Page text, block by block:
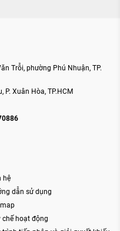
Trỗi, phường Phú Nhuận, TP.
Xuân Hòa, TP.HCM
hệ
dẫn sử dụng
chế hoạt động